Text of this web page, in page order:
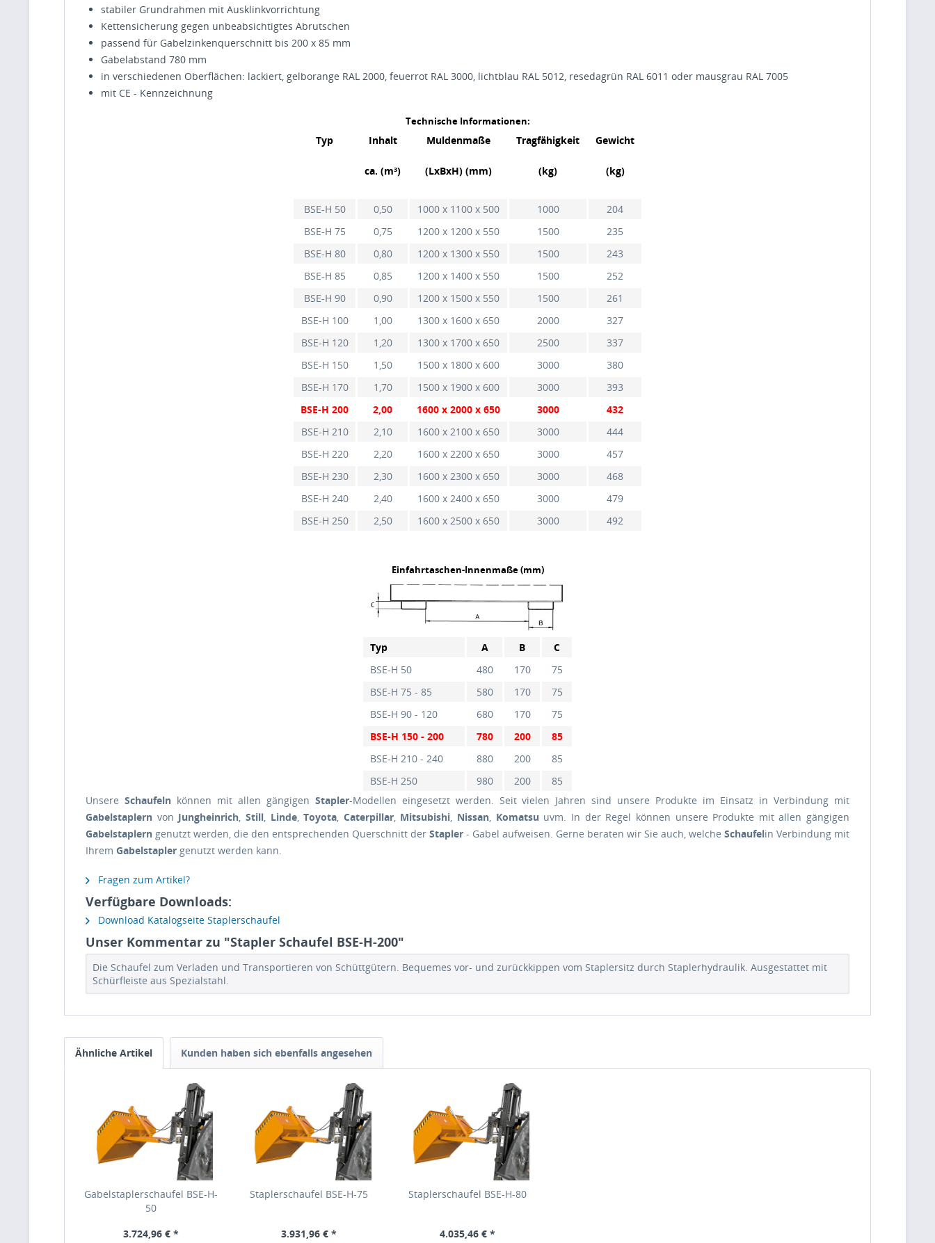
stabiler Grundrahmen mit Ausklinkvorrichtung
Kettensicherung gegen unbeabsichtigtes Abrutschen
passend für Gabelzinkenquerschnitt bis 200 x 85 mm
Gabelabstand 780 mm
in verschiedenen Oberflächen: lackiert, gelborange RAL 2000, feuerrot RAL 3000, lichtblau RAL 5012, resedagrün RAL 6011 oder mausgrau RAL 7005
mit CE - Kennzeichnung
Technische Informationen:
Typ Inhalt
ca. (m³)
Muldenmaße
(LxBxH) (mm)
Tragfähigkeit
(kg)
Gewicht
(kg)
BSE-H 50 0,50 1000 x 1100 x 500 1000
204
BSE-H 75
0,75 1200 x 1200 x 550 1500
235
BSE-H 80
0,80 1200 x 1300 x 550 1500
243
BSE-H 85
0,85 1200 x 1400 x 550 1500
252
BSE-H 90
0,90 1200 x 1500 x 550 1500
261
BSE-H 100
1,00 1300 x 1600 x 650 2000
327
BSE-H 120
1,20 1300 x 1700 x 650 2500
337
BSE-H 150
1,50 1500 x 1800 x 600 3000
380
BSE-H 170
1,70 1500 x 1900 x 600 3000
393
BSE-H 200
2,00 1600 x 2000 x 650 3000
432
BSE-H 210
2,10 1600 x 2100 x 650 3000
444
BSE-H 220
2,20 1600 x 2200 x 650 3000
457
BSE-H 230
2,30 1600 x 2300 x 650 3000
468
BSE-H 240
2,40 1600 x 2400 x 650 3000
479
BSE-H 250
2,50 1600 x 2500 x 650 3000 492
Einfahrtaschen-Innenmaße (mm)
Typ A B
C
BSE-H 50
480 170
75
BSE-H 75 - 85
580 170
75
BSE-H 90 - 120
680 170
75
BSE-H 150 - 200
780 200
85
BSE-H 210 - 240
880 200
85
BSE-H 250
980 200
85
Unsere Schaufeln können mit allen gängigen Stapler-Modellen eingesetzt werden. Seit vielen Jahren sind unsere Produkte im Einsatz in Verbindung mit
Gabelstaplern von Jungheinrich, Still, Linde,Toyota, Caterpillar, Mitsubishi, Nissan, Komatsu uvm. In der Regel können unsere Produkte mit allen gängigen
Gabelstaplern genutzt werden, die den entsprechenden Querschnitt der Stapler - Gabel aufweisen. Gerne beraten wir Sie auch, welche Schaufelin Verbindung mit
Ihrem Gabelstapler genutzt werden kann.
Fragen zum Artikel?
Verfügbare Downloads:
Download Katalogseite Staplerschaufel
Unser Kommentar zu "Stapler Schaufel BSE-H-200"
Die Schaufel zum Verladen und Transportieren von Schüttgütern. Bequemes vor- und zurückkippen vom Staplersitz durch Staplerhydraulik. Ausgestattet mit
Schürfleiste aus Spezialstahl.
Ähnliche Artikel Kunden haben sich ebenfalls angesehen
Gabelstaplerschaufel BSE-H-
50
3.724,96 € *
Staplerschaufel BSE-H-75
3.931,96 € *
Staplerschaufel BSE-H-80
4.035,46 € *